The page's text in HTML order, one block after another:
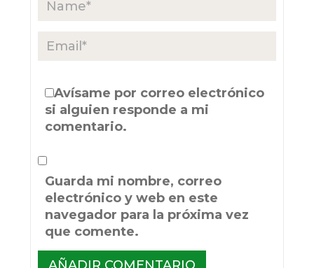
Avísame por correo electrónico
si alguien responde a mi
comentario.
Guarda mi nombre, correo
electrónico y web en este
navegador para la próxima vez
que comente.